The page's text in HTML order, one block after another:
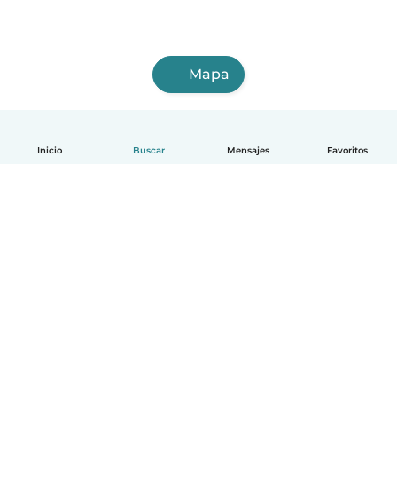
Inicio Buscar Mensajes Favoritos
Mapa